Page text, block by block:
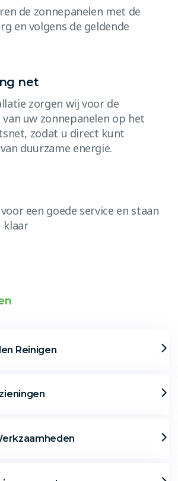
Reinigen
de zonnepanelen met de
en volgens de geldende
net
zorgen wij voor de
uw zonnepanelen op het
zodat u direct kunt
duurzame energie.
een goede service en staan
klaar